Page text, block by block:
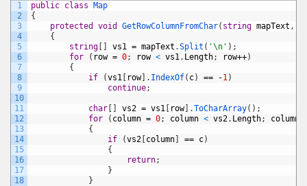
1
2
3
4
5
6
7
8
9
10
11
12
13
14
15
16
17
18
public class
Map
{
protected
void GetRowColumnFromChar( string mapText ,
{
string
vs1 = mapText .Split ( '\n' ) ;
for
( row = 0; row < vs1. Length; row++)
{
if
(vs1 row] . IndexOf( c) == -1)
continue;
char vs2 = vs1 row] .ToCharArray( ) ;
for
( column = 0; column < vs2. Length; column
{
if
(vs2 column == c)
{
return;
}
}